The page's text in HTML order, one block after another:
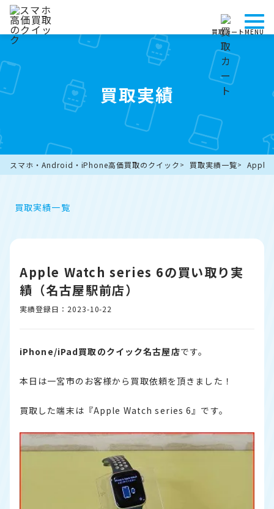
買取カートMENU
買取実績
スマホ・Android・iPhone高価買取のクイック 買取実績一覧 Apple
買取実績一覧
Apple Watch series 6の買い取り実
績（名古屋駅前店）
実績登録日：2023-10-22
iPhone/iPad買取のクイック名古屋店です。
本日は一宮市のお客様から買取依頼を頂きました！
買取した端末は『Apple Watch series 6』です。